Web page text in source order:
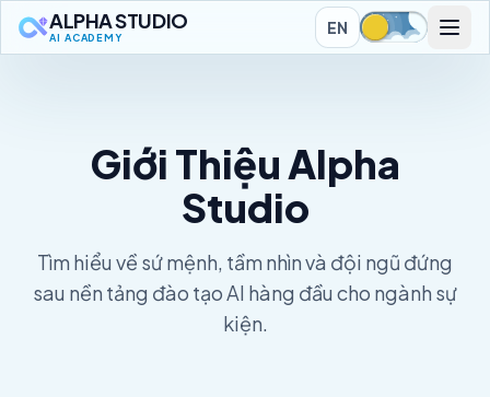
ALPHA STUDIO
AI ACADEMY EN
Giới Thiệu Alpha
Studio
Tìm hiểu về sứ mệnh, tầm nhìn và đội ngũ đứng
sau nền tảng đào tạo AI hàng đầu cho ngành sự
kiện.